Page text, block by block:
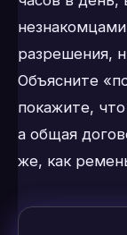
разрешения,
Объясните
покажите,
а общая
же, как